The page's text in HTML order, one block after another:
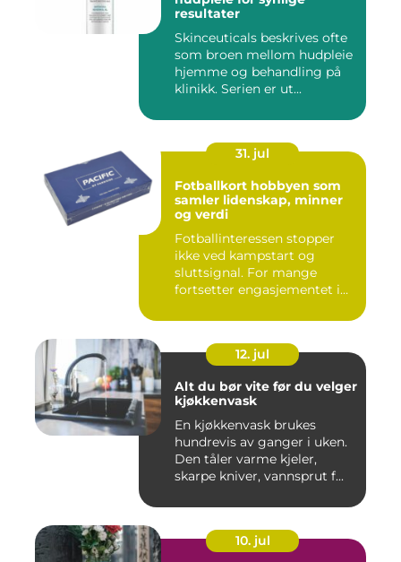
resultater
Skinceuticals beskrives ofte
som broen mellom hudpleie
hjemme og behandling på
klinikk. Serien er ut...
31. jul
Fotballkort hobbyen som
samler lidenskap, minner
og verdi
Fotballinteressen stopper
ikke ved kampstart og
sluttsignal. For mange
fortsetter engasjementet i
12. jul
Alt du bør vite før du velger
kjøkkenvask
En kjøkkenvask brukes
hundrevis av ganger i uken.
Den tåler varme kjeler,
skarpe kniver, vannsprut f...
10. jul